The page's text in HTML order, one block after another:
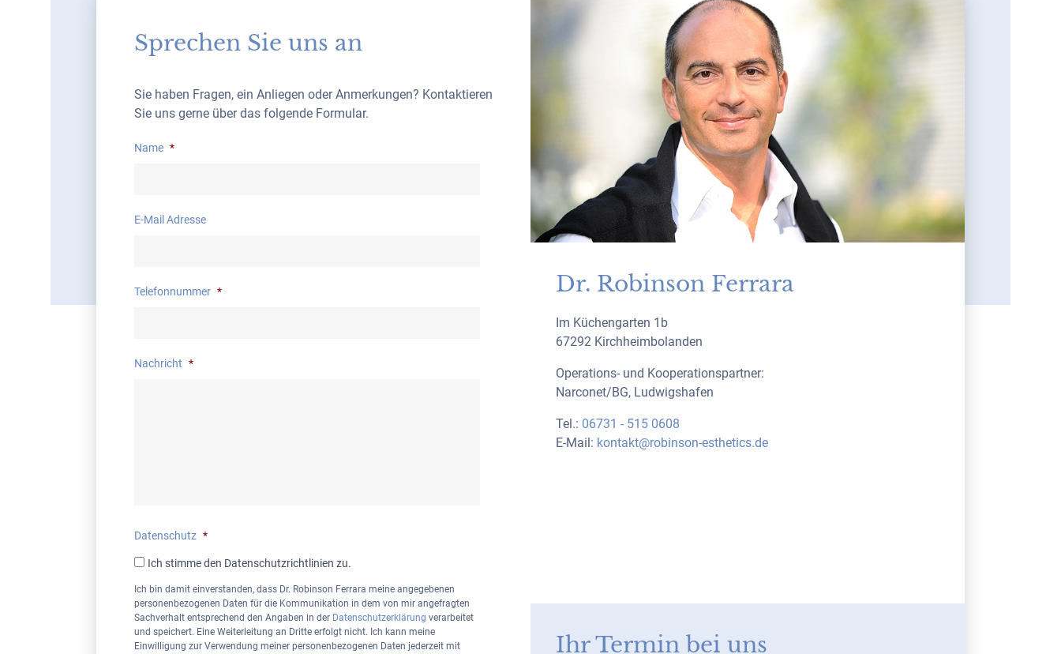
Sprechen Sie uns an
Sie haben Fragen, ein Anliegen oder Anmerkungen? Kontaktieren
Sie uns gerne über das folgende Formular.
Name *
E-Mail Adresse
Telefonnummer *
Nachricht *
Datenschutz *
Ich stimme den Datenschutzrichtlinien zu.
Ich bin damit einverstanden, dass Dr. Robinson Ferrara meine angegebenen
personenbezogenen Daten für die Kommunikation in dem von mir angefragten
Sachverhalt entsprechend den Angaben in der Datenschutzerklärung verarbeitet
und speichert. Eine Weiterleitung an Dritte erfolgt nicht. Ich kann meine
Einwilligung zur Verwendung meiner personenbezogenen Daten jederzeit mit
Dr. Robinson Ferrara
Im Küchengarten 1b
67292 Kirchheimbolanden
Operations- und Kooperationspartner:
Narconet/BG, Ludwigshafen
Tel.: 06731 - 515 0608
E-Mail: kontakt@robinson-esthetics.de
Ihr Termin bei uns